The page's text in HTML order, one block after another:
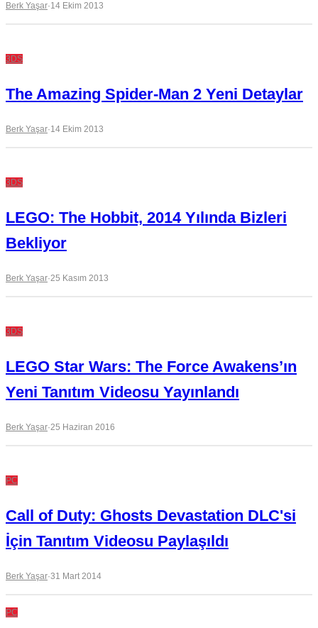
Berk Yaşar·14 Ekim 2013
3DS
The Amazing Spider-Man 2 Yeni Detaylar
Berk Yaşar·14 Ekim 2013
3DS
LEGO: The Hobbit, 2014 Yılında Bizleri
Bekliyor
Berk Yaşar·25 Kasım 2013
3DS
LEGO Star Wars: The Force Awakens’ın
Yeni Tanıtım Videosu Yayınlandı
Berk Yaşar·25 Haziran 2016
PC
Call of Duty: Ghosts Devastation DLC'si
İçin Tanıtım Videosu Paylaşıldı
Berk Yaşar·31 Mart 2014
PC